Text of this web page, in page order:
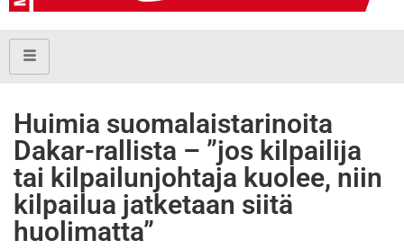
Huimia suomalaistarinoita
Dakar-rallista – ”jos kilpailija
tai kilpailunjohtaja kuolee, niin
kilpailua jatketaan siitä
huolimatta”